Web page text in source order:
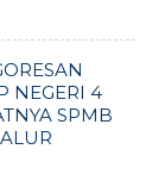
NEGERI 4
SPMB